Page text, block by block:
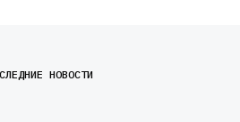
НОВОСТИ